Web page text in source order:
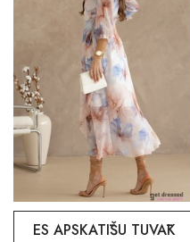
ES APSKATĪŠU TUVĀK